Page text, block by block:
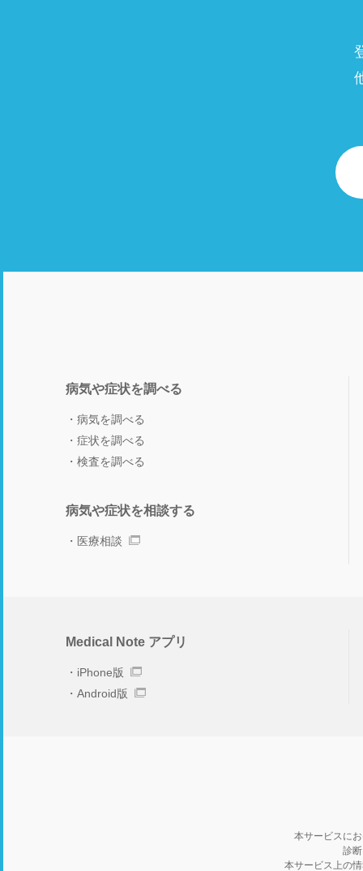
病気や症状を調べる
病気を調べる
症状を調べる
検査を調べる
病気や症状を相談する
医療相談
Medical Note アプリ
iPhone版
Android版
本サービスに
診
本サービス上の